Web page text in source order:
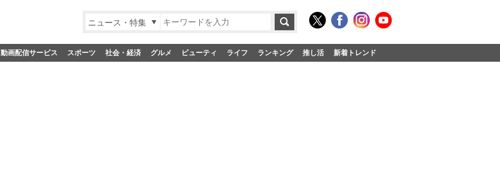
ニュース・特集
動画配信サービス スポーツ 社会・経済 グルメ ビューティ ライフ ランキング 推し活 新着トレンド